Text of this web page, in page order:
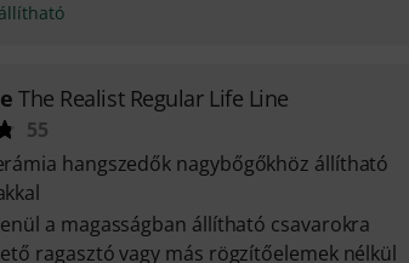
The Realist Regular Life Line
55
hangszedők nagybőgőkhöz állítható
a magasságban állítható csavarokra
ragasztó vagy más rögzítőelemek nélkül